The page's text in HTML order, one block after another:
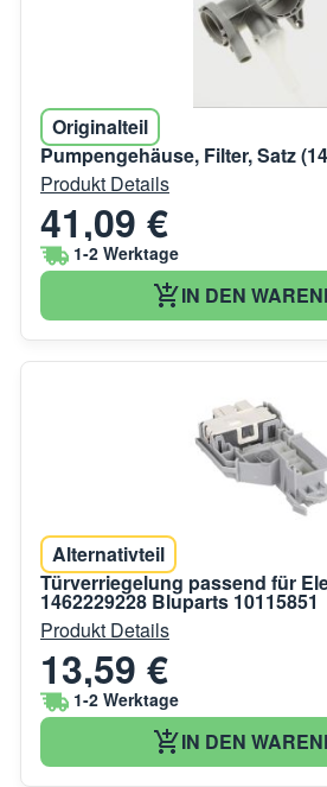
Originalteil
Pumpengehäuse, Filter, Satz
Produkt Details
41,09 €
1-2 Werktage
IN DEN
Alternativteil
Türverriegelung passend für
1462229228 Bluparts 10115851
Produkt Details
13,59 €
1-2 Werktage
IN DEN